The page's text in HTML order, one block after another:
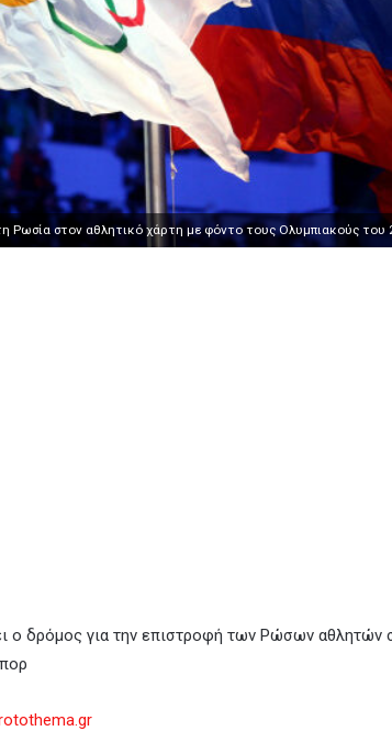
Ρωσία στον αθλητικό χάρτη με φόντο τους Ολυμπιακούς του
ο δρόμος για την επιστροφή των Ρώσων αθλητών